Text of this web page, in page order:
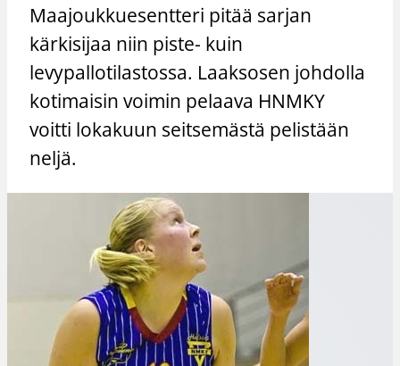
Maajoukkuesentteri pitää sarjan
kärkisijaa niin piste- kuin
levypallotilastossa. Laaksosen johdolla
kotimaisin voimin pelaava HNMKY
voitti lokakuun seitsemästä pelistään
neljä.